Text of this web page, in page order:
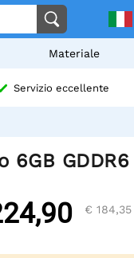
Materiale
Servizio eccellente
6GB GDDR6
€ 184,35